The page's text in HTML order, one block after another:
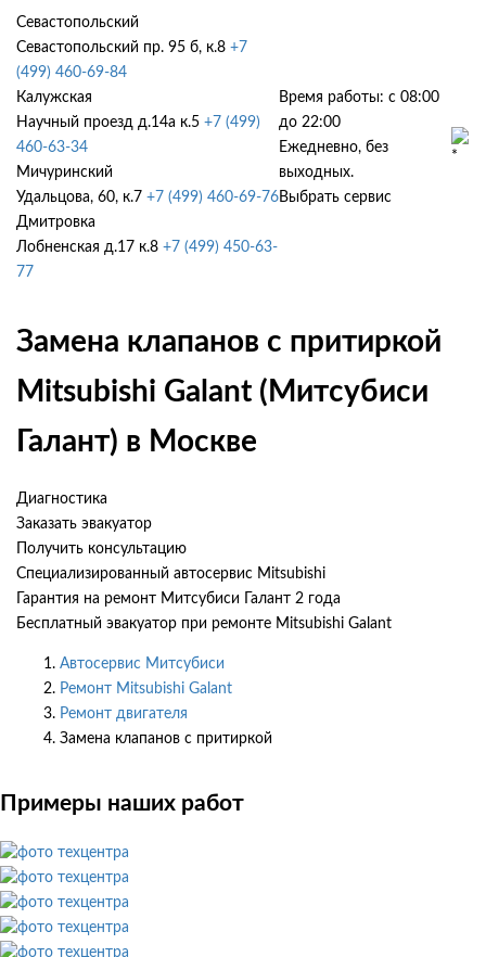
Севастопольский
Севастопольский пр. 95 б, к.8 +7
(499) 460-69-84
Калужская
Научный проезд д.14а к.5 +7 (499)
460-63-34
Мичуринский
Удальцова, 60, к.7 +7 (499) 460-69-76
Дмитровка
Лобненская д.17 к.8 +7 (499) 450-63-
77
Время работы: с 08:00
до 22:00
Ежедневно, без
выходных.
Выбрать сервис
Замена клапанов с притиркой
Mitsubishi Galant (Митсубиси
Галант) в Москве
Диагностика
Заказать эвакуатор
Получить консультацию
Специализированный автосервис Mitsubishi
Гарантия на ремонт Митсубиси Галант 2 года
Бесплатный эвакуатор при ремонте Mitsubishi Galant
Автосервис Митсубиси
Ремонт Mitsubishi Galant
Ремонт двигателя
Замена клапанов с притиркой
Примеры наших работ